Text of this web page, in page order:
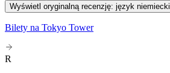
Wyświetl oryginalną recenzję: język niemiecki
Bilety na Tokyo Tower
R